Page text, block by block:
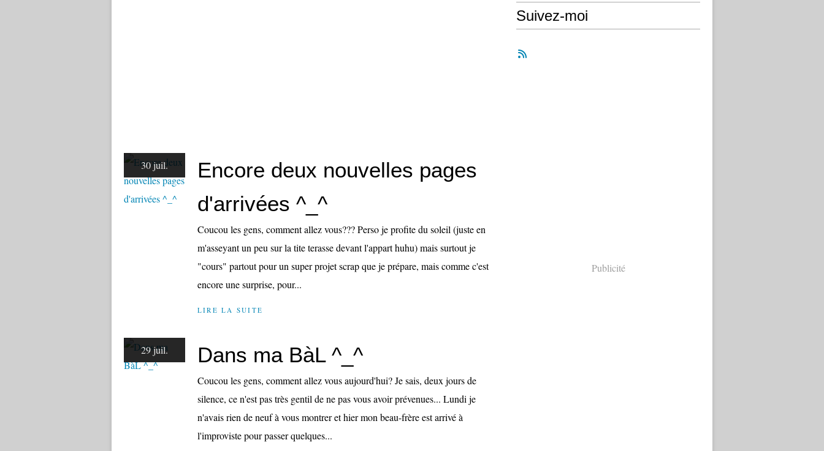
30 juil.
Encore deux nouvelles pages
d'arrivées ^_^
Coucou les gens, comment allez vous??? Perso je profite du soleil (juste en
m'asseyant un peu sur la tite terasse devant l'appart huhu) mais surtout je
"cours" partout pour un super projet scrap que je prépare, mais comme c'est
encore une surprise, pour...
LIRE LA SUITE
29 juil. Dans ma BàL ^_^
Coucou les gens, comment allez vous aujourd'hui? Je sais, deux jours de
silence, ce n'est pas très gentil de ne pas vous avoir prévenues... Lundi je
n'avais rien de neuf à vous montrer et hier mon beau-frère est arrivé à
l'improviste pour passer quelques...
Suivez-moi
Publicité